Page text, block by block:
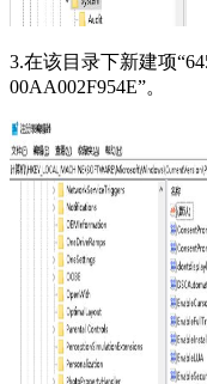
3.在该目录下新建项
00AA002F954E”。